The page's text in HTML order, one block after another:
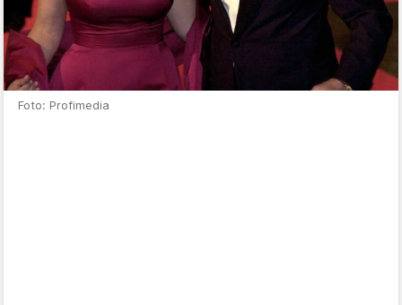
Foto: Profimedia